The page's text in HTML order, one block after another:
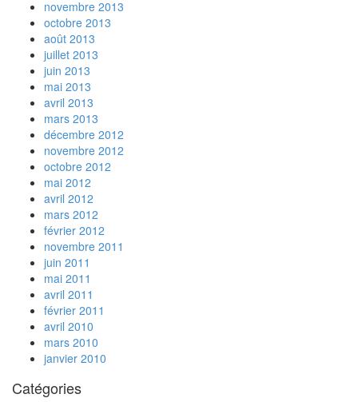
novembre 2013
octobre 2013
août 2013
juillet 2013
juin 2013
mai 2013
avril 2013
mars 2013
décembre 2012
novembre 2012
octobre 2012
mai 2012
avril 2012
mars 2012
février 2012
novembre 2011
juin 2011
mai 2011
avril 2011
février 2011
avril 2010
mars 2010
janvier 2010
Catégories